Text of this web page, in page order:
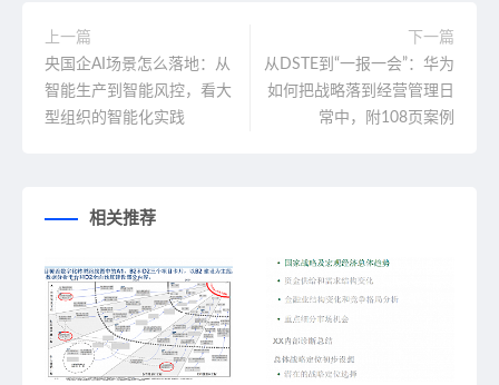
上一篇
央国企AI场景怎么落地：从
智能生产到智能风控，看大
型组织的智能化实践
下一篇
从DSTE到“一报一会”：华为
如何把战略落到经营管理日
常中，附108页案例
相关推荐